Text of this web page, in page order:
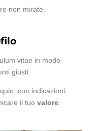
non mirate.
vitae in modo
giusti.
con indicazioni
il tuo valore